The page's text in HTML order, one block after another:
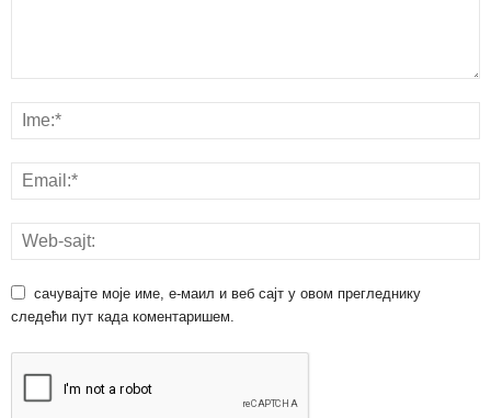
сачувајте моје име, е-маил и веб сајт у овом прегледнику
следећи пут када коментаришем.